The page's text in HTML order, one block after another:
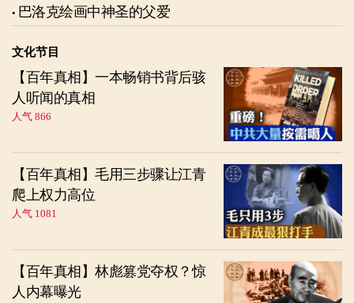
巴洛克绘画中神圣的父爱
文化节目
【百年真相】一本畅销书背后骇
人听闻的真相
人气 866
【百年真相】毛用三步骤让江青
爬上权力高位
人气 1081
【百年真相】林彪篡党夺权？惊
人内幕曝光